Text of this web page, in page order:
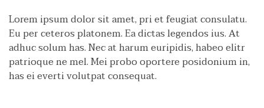
Lorem ipsum dolor sit amet, pri et feugiat consulatu.
Eu per ceteros platonem. Ea dictas legendos ius. At
adhuc solum has. Nec at harum euripidis, habeo elitr
patrioque ne mel. Mei probo oportere posidonium in,
has ei everti volutpat consequat.